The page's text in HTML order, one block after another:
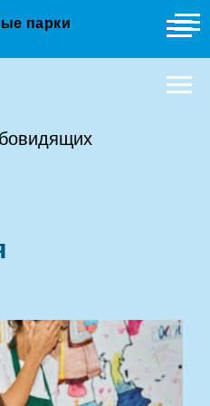
парки